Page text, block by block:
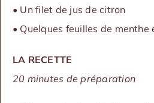
• Un filet de jus de citron
• Quelques feuilles de menthe
LA RECETTE
20 minutes de préparation